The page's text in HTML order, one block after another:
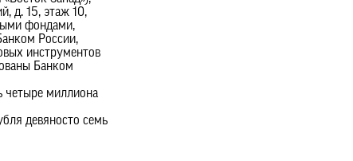
д. 15, этаж 10,
фондами,
России,
инструментов
Банком
четыре миллиона
девяносто семь